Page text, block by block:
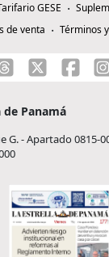
GESE
de venta
Términos
Panamá
G. - Apartado 0815-